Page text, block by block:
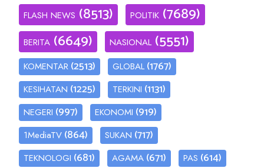
FLASH NEWS (8513) POLITIK (7689)
BERITA (6649) NASIONAL (5551)
KOMENTAR (2513) GLOBAL (1767)
KESIHATAN (1225) TERKINI (1131)
NEGERI (997) EKONOMI (919)
1MediaTV (864) SUKAN (717)
TEKNOLOGI (681) AGAMA (671) PAS (614)